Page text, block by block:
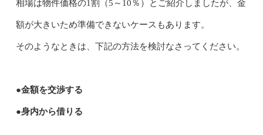
相場は物件価格の1割（5～10％）とご紹介しましたが、金
額が大きいため準備できないケースもあります。
そのようなときは、下記の方法を検討なさってください。
●金額を交渉する
●身内から借りる